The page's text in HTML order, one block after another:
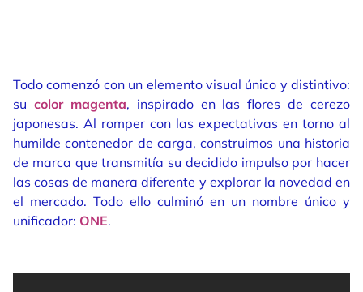
Todo comenzó con un elemento visual único y distintivo:
su color magenta, inspirado en las flores de cerezo
japonesas. Al romper con las expectativas en torno al
humilde contenedor de carga, construimos una historia
de marca que transmitía su decidido impulso por hacer
las cosas de manera diferente y explorar la novedad en
el mercado. Todo ello culminó en un nombre único y
unificador: ONE.